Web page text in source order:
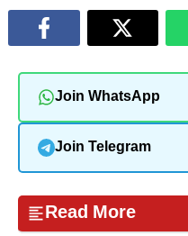
Join WhatsApp
Join Telegram
Read More